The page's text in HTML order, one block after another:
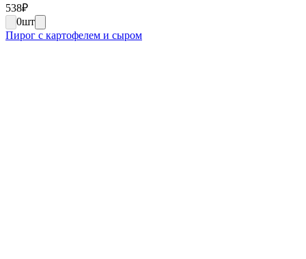
538₽
0шт
Пирог с картофелем и сыром